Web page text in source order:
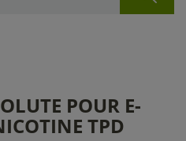
POUR E-
TPD